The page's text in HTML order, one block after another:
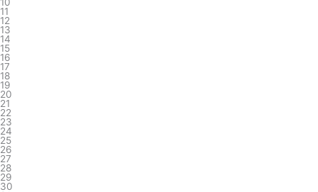
11
12
13
14
15
16
17
18
19
20
21
22
23
24
25
26
27
28
29
30